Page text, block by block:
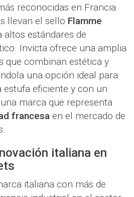
reconocidas en Francia.
llevan el sello Flamme
altos estándares de
Invicta ofrece una amplia
que combinan estética y
una opción ideal para
estufa eficiente y con un
marca que representa
francesa en el mercado de
.
italiana en
italiana con más de